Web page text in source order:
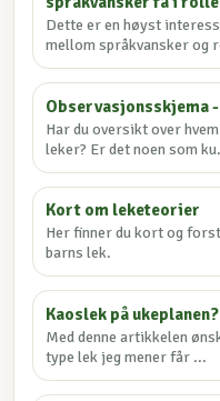
Dette er en høyst
mellom språkvansker og
Observasjonsskjema
Har du oversikt over
leker? Er det noen som
Kort om leketeorier
Her finner du kort og
barns lek.
Kaoslek på ukeplanen?
Med denne artikkelen
type lek jeg mener får ...